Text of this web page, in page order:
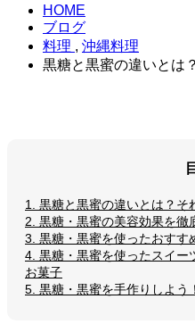
HOME
ブログ
料理 , 沖縄料理
黒糖と黒蜜の違いとは
1. 黒糖と黒蜜の違いとは？そ
2. 黒糖・黒蜜の美容効果を徹
3. 黒糖・黒蜜を使ったおすす
4. 黒糖・黒蜜を使ったスイー
お菓子
5. 黒糖・黒蜜を手作りしよう